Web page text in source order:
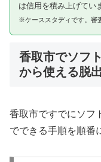
は信用を積み上げてい
※ケーススタディです。審
香取市でソフ
から使える脱
香取市ですでにソフ
でできる手順を順番